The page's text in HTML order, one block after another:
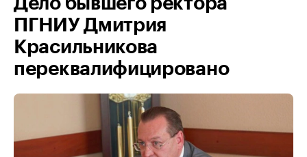
ПГНИУ Дмитрия
Красильникова
переквалифицировано